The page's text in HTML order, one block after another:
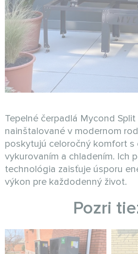
Tepelné čerpadlá Mycond
nainštalované v modernom
poskytujú celoročný komfort s
vykurovaním a chladením. Ich
technológia zaisťuje úsporu
výkon pre každodenný život.
Pozri